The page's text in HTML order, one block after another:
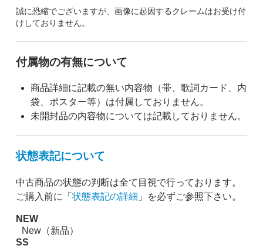
誠に恐縮でございますが、画像に起因するクレームはお受け付
けしておりません。
付属物の有無について
商品詳細に記載の無い内容物（帯、歌詞カード、内
袋、ポスター等）は付属しておりません。
未開封品の内容物については記載しておりません。
状態表記について
中古商品の状態の判断は全て目視で行っております。
ご購入前に「 状態表記の詳細 」を必ずご参照下さい。
NEW
New（新品）
SS